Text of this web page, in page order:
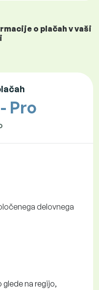
o plačah v vaši
Pro
delovnega
na regijo,